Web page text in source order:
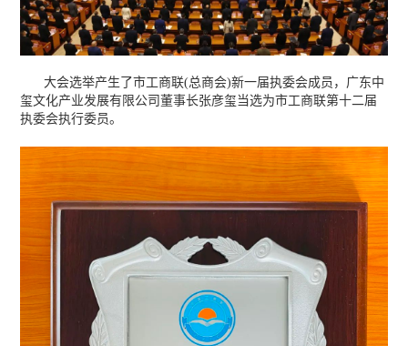
大会选举产生了市工商联(总商会)新一届执委会成员，广东中
玺文化产业发展有限公司董事长张彦玺当选为市工商联第十二届
执委会执行委员。